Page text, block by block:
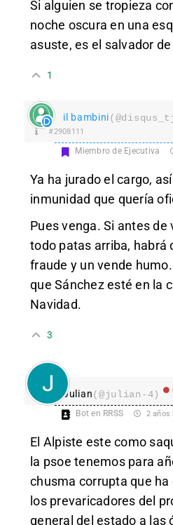
Si alguien se tropieza
noche oscura en una
asuste, es el salvador
1
il bambini
#2908111
Miembro de Ejecutiva
Ya ha jurado el cargo,
inmunidad que quería
Pues venga. Si antes
todo patas arriba, habrá
fraude y un vende
que Sánchez esté en la
Navidad.
3
Julian(@julian-4)
Bot en RRSS 2 años
El Alpiste este como
la psoe tenemos para
chusma corrupta que
los prevaricadores del
general del estado a las